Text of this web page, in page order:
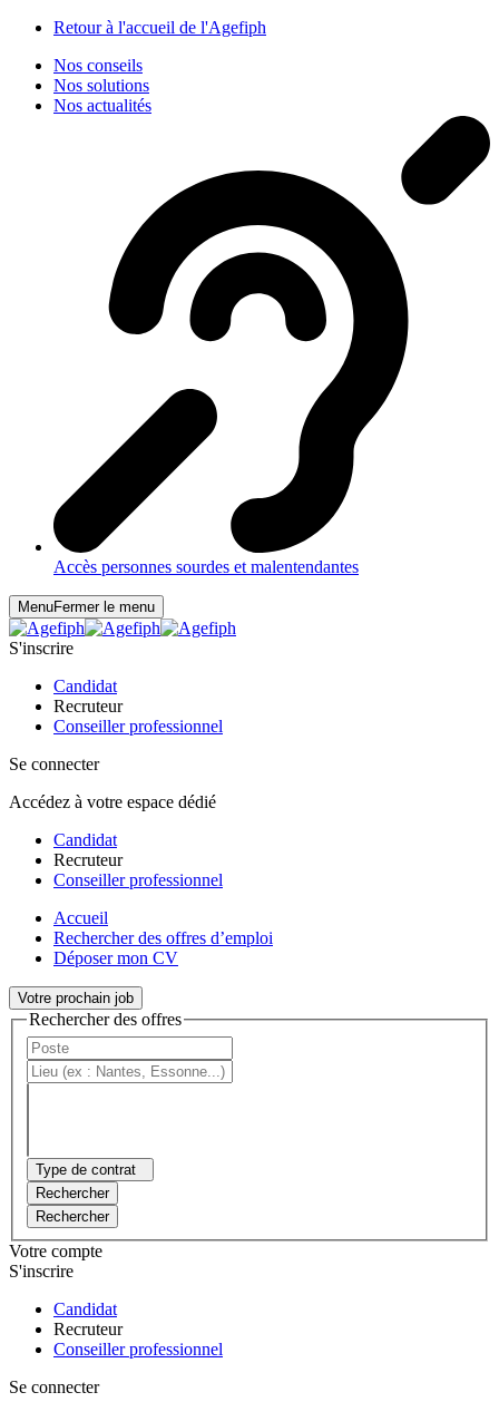
Retour à l'accueil de l'Agefiph
Nos conseils
Nos solutions
Nos actualités
Accès personnes sourdes et malentendantes
MenuFermer le menu
S'inscrire
Candidat
Recruteur
Conseiller professionnel
Se connecter
Accédez à votre espace dédié
Candidat
Recruteur
Conseiller professionnel
Accueil
Rechercher des offres d’emploi
Déposer mon CV
Votre prochain job
Rechercher des offres
Type de contrat
Rechercher
Rechercher
Votre compte
S'inscrire
Candidat
Recruteur
Conseiller professionnel
Se connecter